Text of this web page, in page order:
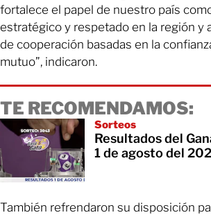
fortalece el papel de nuestro país
estratégico y respetado en la región y
de cooperación basadas en la
mutuo”, indicaron.
TE RECOMENDAMOS:
Sorteos
Resultados del
1 de agosto del
También refrendaron su disposición